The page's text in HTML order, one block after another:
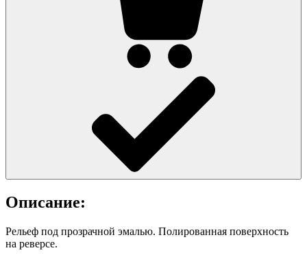
Описание:
Рельеф под прозрачной эмалью. Полированная поверхность
на реверсе.